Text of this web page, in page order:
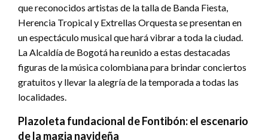
que reconocidos artistas de la talla de Banda Fiesta,
Herencia Tropical y Extrellas Orquesta se presentan en
un espectáculo musical que hará vibrar a toda la ciudad.
La Alcaldía de Bogotá ha reunido a estas destacadas
figuras de la música colombiana para brindar conciertos
gratuitos y llevar la alegría de la temporada a todas las
localidades.
Plazoleta fundacional de Fontibón: el escenario
de la magia navideña